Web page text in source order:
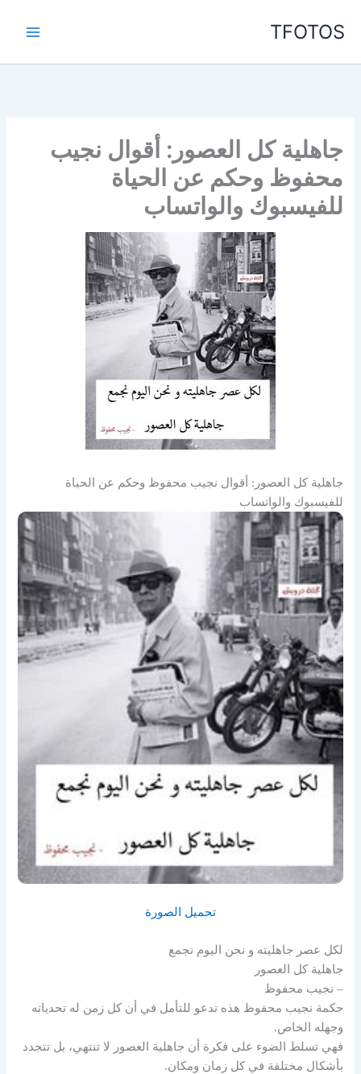
TFOTOS
جاهلية كل العصور: أقوال نجيب
محفوظ وحكم عن الحياة
للفيسبوك والواتساب
جاهلية كل العصور: أقوال نجيب محفوظ وحكم عن الحياة
للفيسبوك والواتساب
تحميل الصورة
لكل عصر جاهليته و نحن اليوم نجمع
جاهلية كل العصور
– نجيب محفوظ
حكمة نجيب محفوظ هذه تدعو للتأمل في أن كل زمن له تحدياته
وجهله الخاص.
فهي تسلط الضوء على فكرة أن جاهلية العصور لا تنتهي، بل تتجدد
بأشكال مختلفة في كل زمان ومكان.